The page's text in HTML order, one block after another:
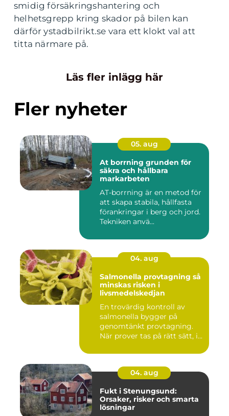
smidig försäkringshantering och
helhetsgrepp kring skador på bilen kan
därför ystadbilrikt.se vara ett klokt val att
titta närmare på.
Läs fler inlägg här
Fler nyheter
05. aug
At borrning grunden för
säkra och hållbara
markarbeten
AT-borrning är en metod för
att skapa stabila, hållfasta
förankringar i berg och jord.
Tekniken anvä...
04. aug
Salmonella provtagning så
minskas risken i
livsmedelskedjan
En trovärdig kontroll av
salmonella bygger på
genomtänkt provtagning.
När prover tas på rätt sätt, i...
04. aug
Fukt i Stenungsund:
Orsaker, risker och smarta
lösningar